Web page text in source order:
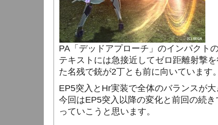
PA「デッドアプローチ」のインパクト
テキストには急接近してゼロ距離射撃
た名残で銃が2丁とも前に向いています
EP5突入とHr実装で全体のバランスが
今回はEP5突入以降の変化と前回の続
っていこうと思います。